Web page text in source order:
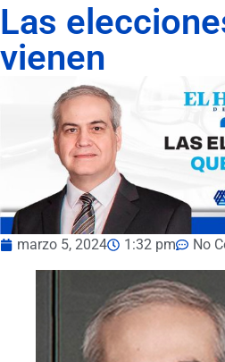
Las
vienen
marzo 5, 2024 1:32 pm
No